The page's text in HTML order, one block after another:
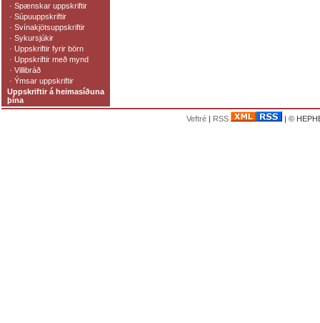
· Spænskar uppskriftir
· Súpuuppskriftir
· Svínakjötsuppskriftir
· Sykursjúkir
· Uppskriftir fyrir börn
· Uppskriftir með mynd
· Villibráð
· Ýmsar uppskriftir
Uppskriftir á heimasíðuna
þína
Veftré| RSS | ©